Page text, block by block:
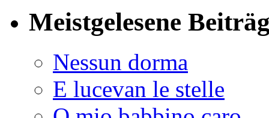
Meistgelesene
Nessun dorma
E lucevan le stelle